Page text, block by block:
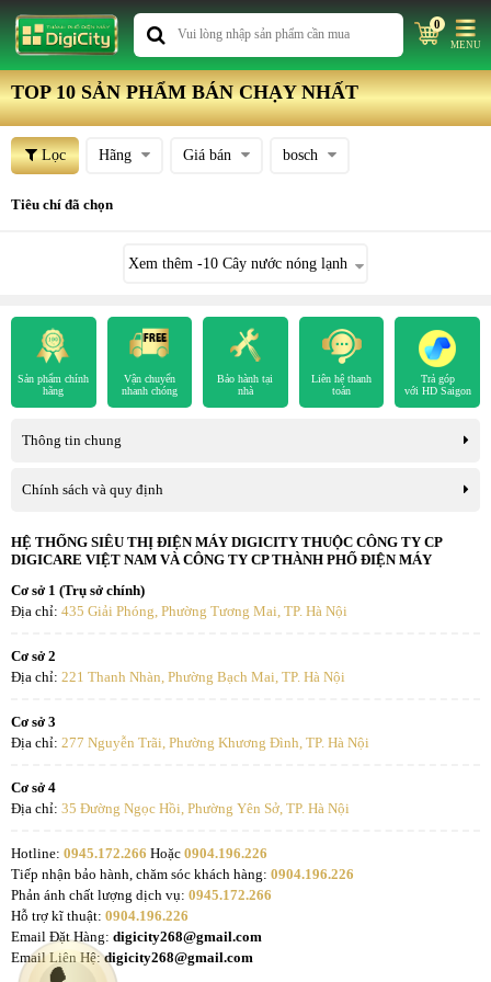
0
MENU
TOP 10 SẢN PHẨM BÁN CHẠY NHẤT
Lọc Hãng Giá bán bosch
Tiêu chí đã chọn
Xem thêm -10Cây nước nóng lạnh
Sản phẩm chính
hãng
Vận chuyển
nhanh chóng
Bảo hành tại
nhà
Liên hệ thanh
toán
Trả góp
với HD Saigon
Thông tin chung
Chính sách và quy định
HỆ THỐNG SIÊU THỊ ĐIỆN MÁY DIGICITY THUỘC CÔNG TY CP
DIGICARE VIỆT NAM VÀ CÔNG TY CP THÀNH PHỐ ĐIỆN MÁY
Cơ sở 1 (Trụ sở chính)
Địa chỉ: 435 Giải Phóng, Phường Tương Mai, TP. Hà Nội
Cơ sở 2
Địa chỉ: 221 Thanh Nhàn, Phường Bạch Mai, TP. Hà Nội
Cơ sở 3
Địa chỉ: 277 Nguyễn Trãi, Phường Khương Đình, TP. Hà Nội
Cơ sở 4
Địa chỉ: 35 Đường Ngọc Hồi, Phường Yên Sở, TP. Hà Nội
Hotline: 0945.172.266 Hoặc 0904.196.226
Tiếp nhận bảo hành, chăm sóc khách hàng: 0904.196.226
Phản ánh chất lượng dịch vụ: 0945.172.266
Hỗ trợ kĩ thuật: 0904.196.226
Email Đặt Hàng: digicity268@gmail.com
Email Liên Hệ:digicity268@gmail.com